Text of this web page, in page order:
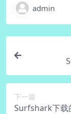
admin
下一篇
Surfshark下载